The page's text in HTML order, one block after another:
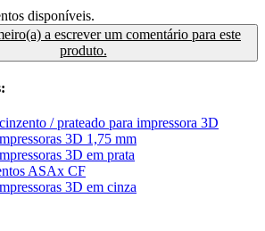
disponíveis.
a escrever um comentário para este
produto.
/ prateado para impressora 3D
3D 1,75 mm
3D em prata
ASAx CF
3D em cinza